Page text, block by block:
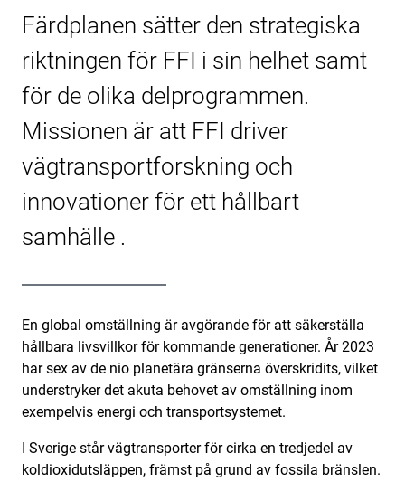
Färdplanen sätter den strategiska
riktningen för FFI i sin helhet samt
för de olika delprogrammen.
Missionen är att FFI driver
vägtransportforskning och
innovationer för ett hållbart
samhälle .
En global omställning är avgörande för att säkerställa
hållbara livsvillkor för kommande generationer. År 2023
har sex av de nio planetära gränserna överskridits, vilket
understryker det akuta behovet av omställning inom
exempelvis energi och transportsystemet.
I Sverige står vägtransporter för cirka en tredjedel av
koldioxidutsläppen, främst på grund av fossila bränslen.